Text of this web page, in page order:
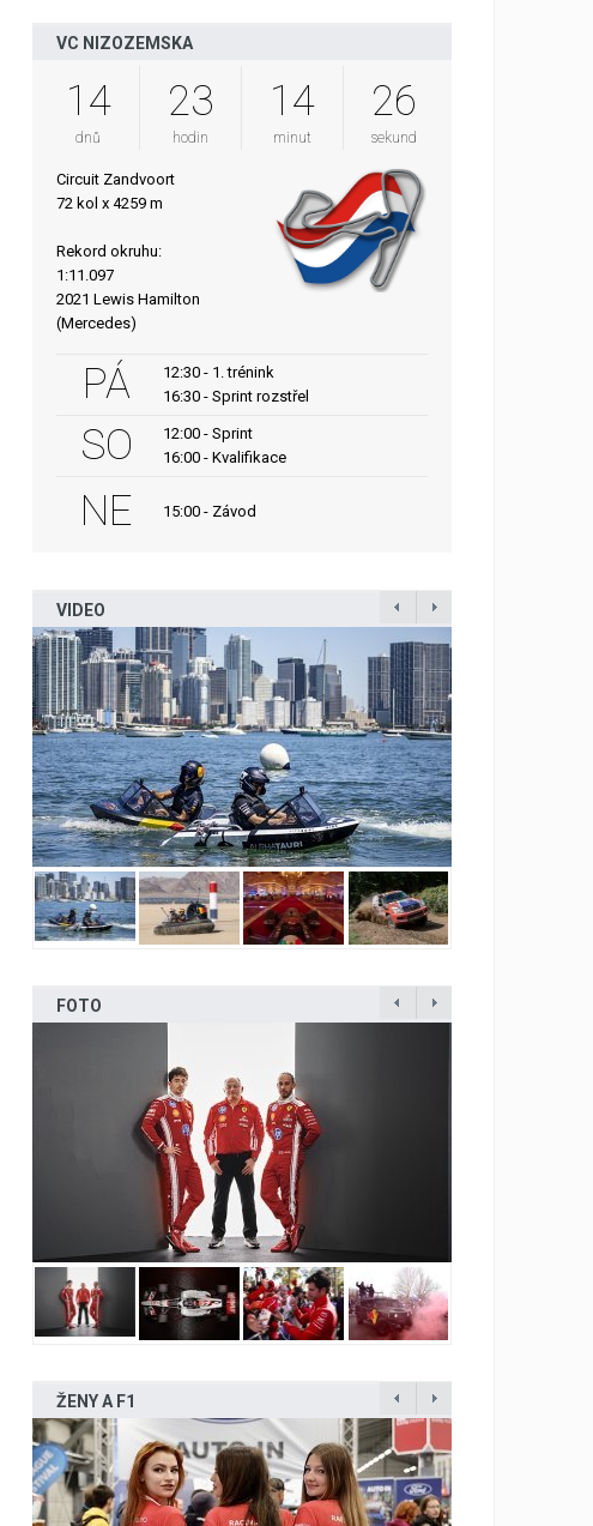
VC NIZOZEMSKA
14
dnů
23
hodin
14
minut
25
sekund
Circuit Zandvoort
72 kol x 4259 m
Rekord okruhu:
1:11.097
2021 Lewis Hamilton
(Mercedes)
PÁ
12:30 - 1. trénink
16:30 - Sprint rozstřel
SO
12:00 - Sprint
16:00 - Kvalifikace
NE 15:00 - Závod
VIDEO
FOTO
ŽENY A F1